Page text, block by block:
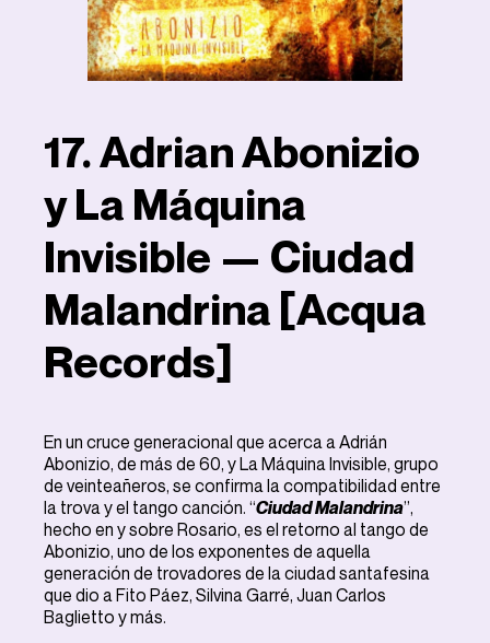
17. Adrian Abonizio
y La Máquina
Invisible — Ciudad
Malandrina [Acqua
Records]
En un cruce generacional que acerca a Adrián
Abonizio, de más de 60, y La Máquina Invisible, grupo
de veinteañeros, se confirma la compatibilidad entre
la trova y el tango canción. “Ciudad Malandrina”,
hecho en y sobre Rosario, es el retorno al tango de
Abonizio, uno de los exponentes de aquella
generación de trovadores de la ciudad santafesina
que dio a Fito Páez, Silvina Garré, Juan Carlos
Baglietto y más.